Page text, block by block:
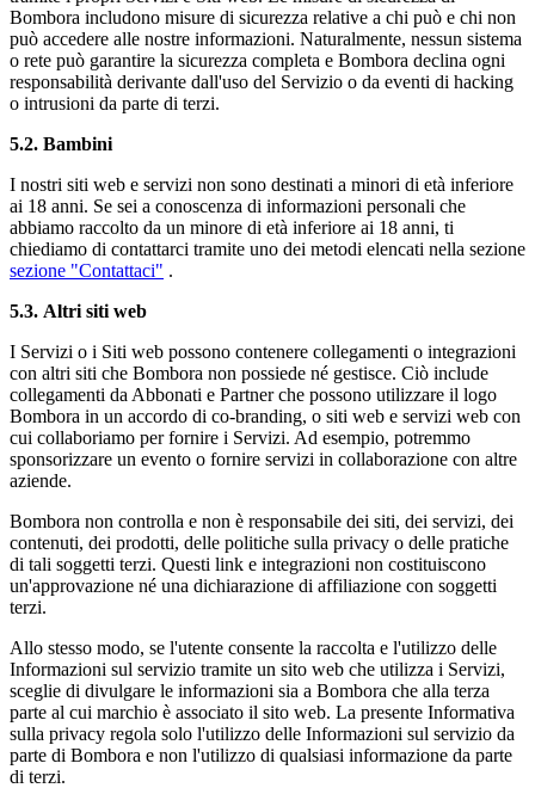
Bombora includono misure di sicurezza relative a chi può e chi non
può accedere alle nostre informazioni. Naturalmente, nessun sistema
o rete può garantire la sicurezza completa e Bombora declina ogni
responsabilità derivante dall'uso del Servizio o da eventi di hacking
o intrusioni da parte di terzi.
5.2. Bambini
I nostri siti web e servizi non sono destinati a minori di età inferiore
ai 18 anni. Se sei a conoscenza di informazioni personali che
abbiamo raccolto da un minore di età inferiore ai 18 anni, ti
chiediamo di contattarci tramite uno dei metodi elencati nella sezione
sezione "Contattaci" .
5.3. Altri siti web
I Servizi o i Siti web possono contenere collegamenti o integrazioni
con altri siti che Bombora non possiede né gestisce. Ciò include
collegamenti da Abbonati e Partner che possono utilizzare il logo
Bombora in un accordo di co-branding, o siti web e servizi web con
cui collaboriamo per fornire i Servizi. Ad esempio, potremmo
sponsorizzare un evento o fornire servizi in collaborazione con altre
aziende.
Bombora non controlla e non è responsabile dei siti, dei servizi, dei
contenuti, dei prodotti, delle politiche sulla privacy o delle pratiche
di tali soggetti terzi. Questi link e integrazioni non costituiscono
un'approvazione né una dichiarazione di affiliazione con soggetti
terzi.
Allo stesso modo, se l'utente consente la raccolta e l'utilizzo delle
Informazioni sul servizio tramite un sito web che utilizza i Servizi,
sceglie di divulgare le informazioni sia a Bombora che alla terza
parte al cui marchio è associato il sito web. La presente Informativa
sulla privacy regola solo l'utilizzo delle Informazioni sul servizio da
parte di Bombora e non l'utilizzo di qualsiasi informazione da parte
di terzi.